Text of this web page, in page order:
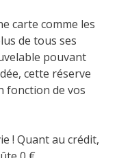
carte comme les
de tous ses
pouvant
cette réserve
fonction de vos
! Quant au crédit,